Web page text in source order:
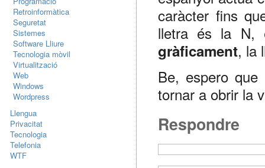
caràcter fins
lletra és la N,
gràficament, la
Be, espero
tornar a obrir la
Respondre
Retroinformàtica
Seguretat
Sistemes
Software Lliure
Tecnologia mòvil
Virtualització
Web
Windows
Wordpress
Llengua
Privacitat
Tecnologia
Telefonia
WTF